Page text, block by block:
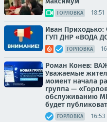
ГОРЛОВКА 18:51
Иван
ГУП ДНР «ВОДА
ГОРЛОВКА
Роман Конев:
Уважаемые
момент начала
группа —
обслуживанию
будет
ГОРЛОВКА 16:53